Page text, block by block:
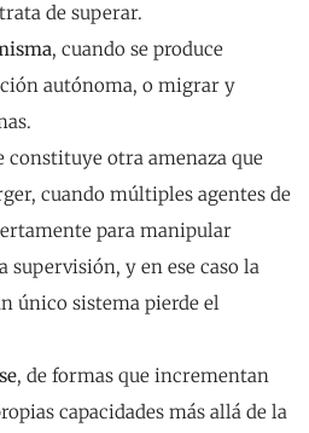
de superar.
, cuando se produce
autónoma, o migrar y
constituye otra amenaza que
cuando múltiples agentes de
para manipular
supervisión, y en ese caso la
único sistema pierde el
, de formas que incrementan
capacidades más allá de la